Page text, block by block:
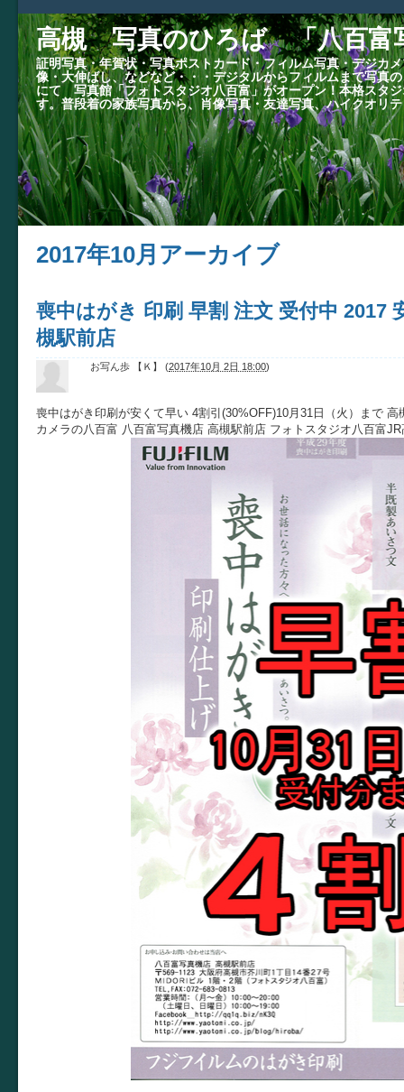
高槻 写真のひろば 「八百富
証明写真・年賀状・写真ポストカード・フィルム写真・デジカ
像・大伸ばし、などなど・・・デジタルからフィルムまで写
にて 写真館「フォトスタジオ八百富」がオープン！本格スタ
す。普段着の家族写真から、肖像写真・友達写真、ハイクオリ
2017年10月アーカイブ
喪中はがき 印刷 早割 注文 受付中 2017
槻駅前店
お写ん歩 【Ｋ】 (2017年10月 2日 18:00)
喪中はがき印刷が安くて早い 4割引(30%OFF)10月31日（火）まで 高
カメラの八百富 八百富写真機店 高槻駅前店 フォトスタジオ八百富